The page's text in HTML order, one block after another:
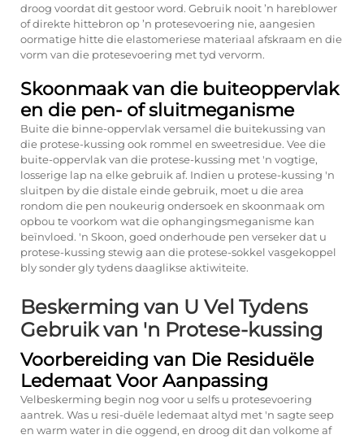
droog voordat dit gestoor word. Gebruik nooit ’n hareblower
of direkte hittebron op ’n protesevoering nie, aangesien
oormatige hitte die elastomeriese materiaal afskraam en die
vorm van die protesevoering met tyd vervorm.
Skoonmaak van die buiteoppervlak
en die pen- of sluitmeganisme
Buite die binne-oppervlak versamel die buitekussing van
die protese-kussing ook rommel en sweetresidue. Vee die
buite-oppervlak van die protese-kussing met 'n vogtige,
losserige lap na elke gebruik af. Indien u protese-kussing 'n
sluitpen by die distale einde gebruik, moet u die area
rondom die pen noukeurig ondersoek en skoonmaak om
opbou te voorkom wat die ophangingsmeganisme kan
beïnvloed. 'n Skoon, goed onderhoude pen verseker dat u
protese-kussing stewig aan die protese-sokkel vasgekoppel
bly sonder gly tydens daaglikse aktiwiteite.
Beskerming van U Vel Tydens
Gebruik van 'n Protese-kussing
Voorbereiding van Die Residuële
Ledemaat Voor Aanpassing
Velbeskerming begin nog voor u selfs u protesevoering
aantrek. Was u resi-duële ledemaat altyd met 'n sagte seep
en warm water in die oggend, en droog dit dan volkome af